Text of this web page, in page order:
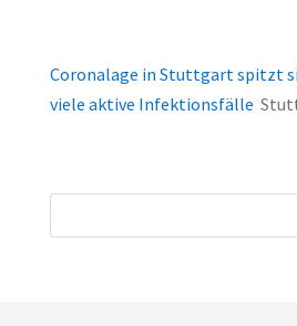
Coronalage in Stuttgart spitzt
viele aktive Infektionsfälle